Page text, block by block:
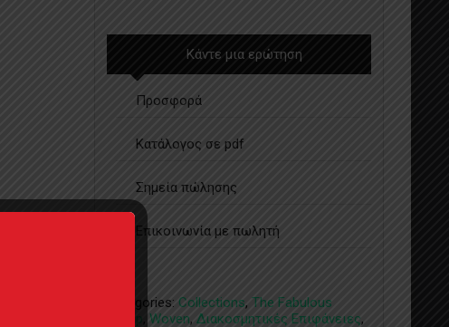
Κάντε μια ερώτηση
Προσφορά
Κατάλογος σε pdf
Σημεία πώλησης
Επικοινωνία με πωλητή
Categories: Collections, The Fabulous
Group , Woven, Διακοσμητικές Επιφάνειες,